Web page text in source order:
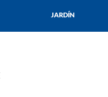
JARDÍN